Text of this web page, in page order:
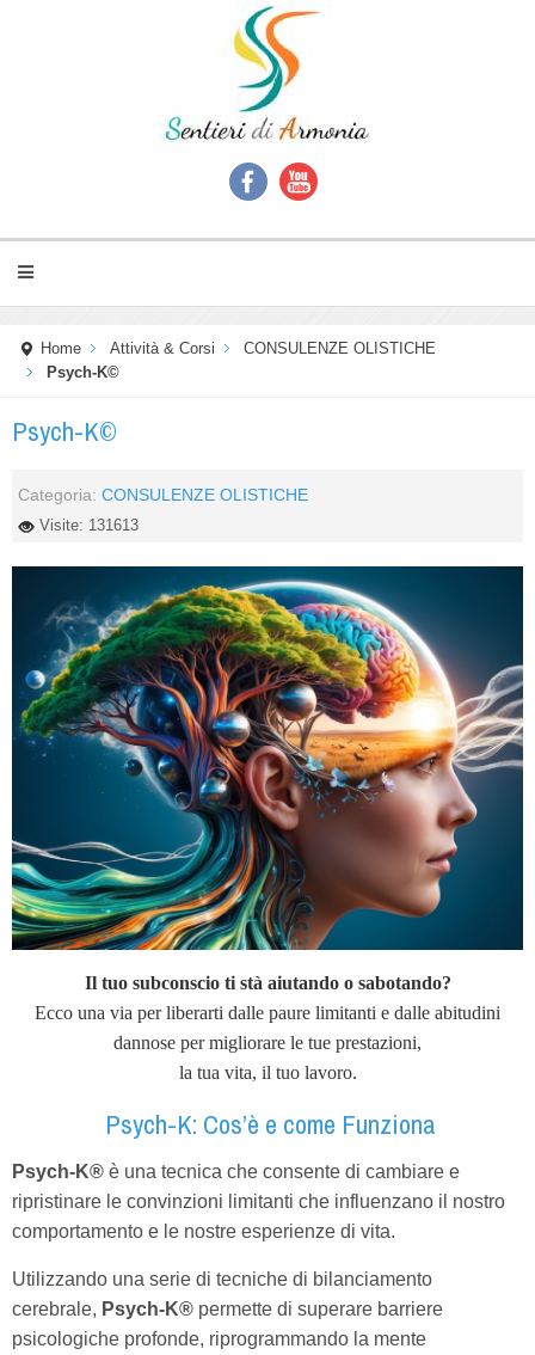
Home Attività & Corsi
CONSULENZE OLISTICHE
Psych-K©
Psych-K©
Categoria: CONSULENZE OLISTICHE
Visite: 131613
Il tuo subconscio ti stà aiutando o sabotando?
Ecco una via per liberarti dalle paure limitanti e dalle abitudini
dannose per migliorare le tue prestazioni,
la tua vita, il tuo lavoro.
Psych-K: Cos’è e come Funziona
Psych-K® è una tecnica che consente di cambiare e
ripristinare le convinzioni limitanti che influenzano il nostro
comportamento e le nostre esperienze di vita.
Utilizzando una serie di tecniche di bilanciamento
cerebrale, Psych-K® permette di superare barriere
psicologiche profonde, riprogrammando la mente